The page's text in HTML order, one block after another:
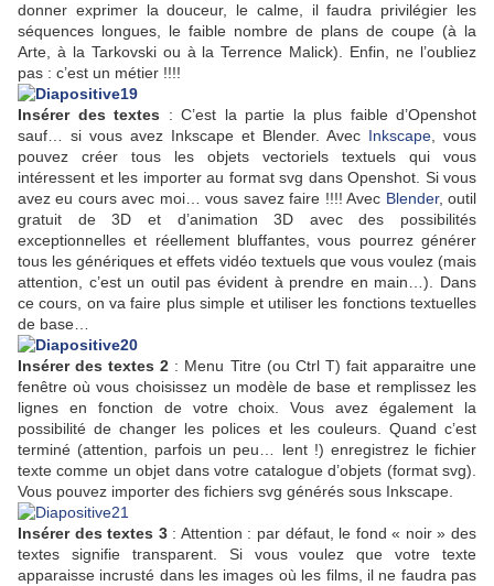
donner exprimer la douceur, le calme, il faudra privilégier les
séquences longues, le faible nombre de plans de coupe (à la
Arte, à la Tarkovski ou à la Terrence Malick). Enfin, ne l’oubliez
pas : c’est un métier !!!!
Insérer des textes : C’est la partie la plus faible d’Openshot
sauf… si vous avez Inkscape et Blender. Avec Inkscape , vous
pouvez créer tous les objets vectoriels textuels qui vous
intéressent et les importer au format svg dans Openshot. Si vous
avez eu cours avec moi… vous savez faire !!!! Avec Blender, outil
gratuit de 3D et d’animation 3D avec des possibilités
exceptionnelles et réellement bluffantes, vous pourrez générer
tous les génériques et effets vidéo textuels que vous voulez (mais
attention, c’est un outil pas évident à prendre en main…). Dans
ce cours, on va faire plus simple et utiliser les fonctions textuelles
de base…
Insérer des textes 2 : Menu Titre (ou Ctrl T) fait apparaitre une
fenêtre où vous choisissez un modèle de base et remplissez les
lignes en fonction de votre choix. Vous avez également la
possibilité de changer les polices et les couleurs. Quand c’est
terminé (attention, parfois un peu… lent !) enregistrez le fichier
texte comme un objet dans votre catalogue d’objets (format svg).
Vous pouvez importer des fichiers svg générés sous Inkscape.
Insérer des textes 3: Attention : par défaut, le fond « noir » des
textes signifie transparent. Si vous voulez que votre texte
apparaisse incrusté dans les images où les films, il ne faudra pas